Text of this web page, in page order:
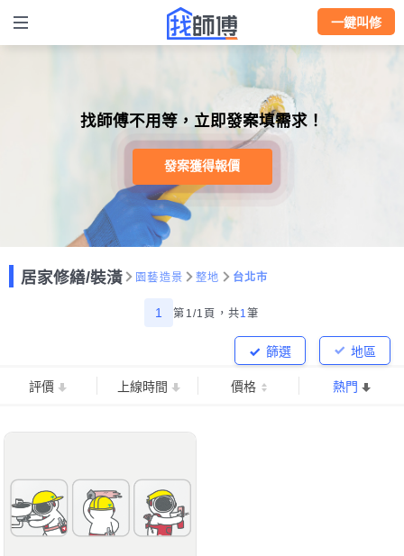
一鍵叫修
找師傅不用等，立即發案填需求！
發案獲得報價
居家修繕/裝潢 園藝造景 整地 台北市
1 第1/1頁， 共1筆
地區
篩選
評價 上線時間 價格 熱門